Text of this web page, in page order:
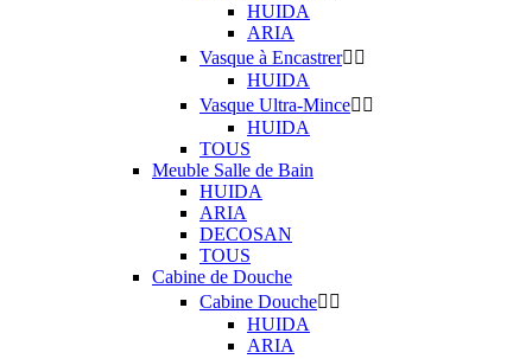
HUIDA
ARIA
Vasque à Encastrer 
HUIDA
Vasque Ultra-Mince 
HUIDA
TOUS
Meuble Salle de Bain
HUIDA
ARIA
DECOSAN
TOUS
Cabine de Douche
Cabine Douche 
HUIDA
ARIA